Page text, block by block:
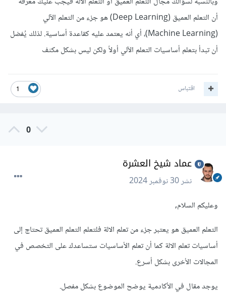
أن التعلم العميق (Deep Learning) هو جزء من التعلم الآلي
(Machine Learning)، أي أنه يعتمد عليه كقاعدة أساسية. لذلك يُفضل
أن تبدأ بتعلم أساسيات التعلم الآلي أولاً ولكن ليس بشكل مكثف
1 اقتباس
0
عماد شيخ العشرة
نشر30 نوفمبر 2024
وعليكم السلام,
التعلم العميق هو يعتبر جزء من تعلم الالة فلتعلم التعلم العميق تحتاج إلى
أساسيات تعلم الالة كما أن تعلم الأساسيات ستساعدك على التخصص في
المجالات الأخرى بشكل أسرع.
يوجد مقال في الأكادمية يوضح الموضوع بشكل مفصل.